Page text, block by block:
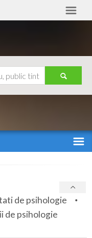
de psihologie
de psihologie